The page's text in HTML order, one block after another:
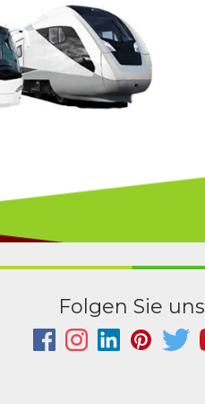
Folgen Sie uns